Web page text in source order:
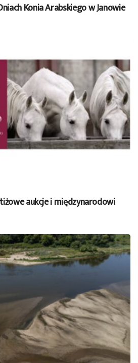
Konia Arabskiego w Janowie
aukcje i międzynarodowi